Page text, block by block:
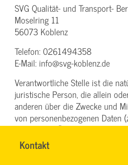
Kontakt
CHRISTINA
Name*
Schnell
&
SVG Qualität- und Transport-
Moselring 11
56073 Koblenz
Telefon: 0261494358
E-Mail: info@svg-koblenz.de
Verantwortliche Stelle ist die
juristische Person, die allein
anderen über die Zwecke und
von personenbezogenen Daten
Adressen o. Ä.) entscheidet.